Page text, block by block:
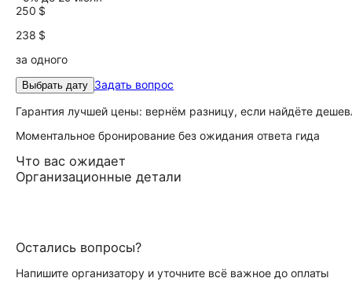
250 $
238 $
за одного
Выбрать дату Задать вопрос
Гарантия лучшей цены: вернём разницу, если найдёте
Моментальное бронирование без ожидания ответа гида
Что вас ожидает
Организационные детали
Остались вопросы?
Напишите организатору и уточните всё важное до оплаты